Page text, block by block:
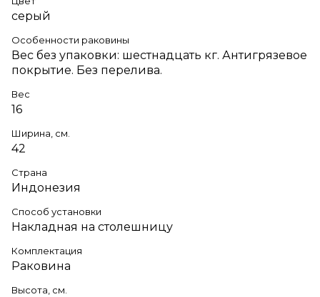
серый
Особенности раковины
Вес без упаковки: шестнадцать кг. Антигрязевое
покрытие. Без перелива.
Вес
16
Ширина, см.
42
Страна
Индонезия
Способ установки
Накладная на столешницу
Комплектация
Раковина
Высота, см.